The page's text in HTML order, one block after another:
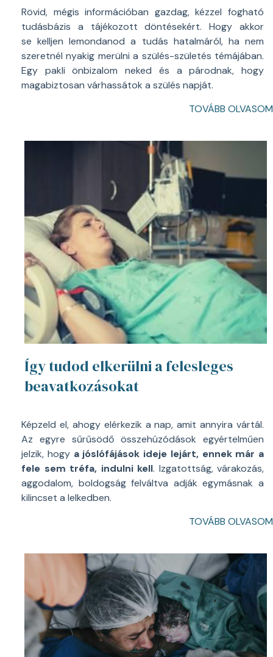
Rövid, mégis információban gazdag, kézzel fogható
tudásbázis a tájékozott döntésekért. Hogy akkor
se kelljen lemondanod a tudás hatalmáról, ha nem
szeretnél nyakig merülni a szülés-születés témájában.
Egy pakli önbizalom neked és a párodnak, hogy
magabiztosan várhassátok a szülés napját.
TOVÁBB OLVASOM
Így tudod elkerülni a felesleges
beavatkozásokat
Képzeld el, ahogy elérkezik a nap, amit annyira vártál.
Az egyre sűrűsödő összehúzódások egyértelműen
jelzik, hogy a jóslófájások ideje lejárt, ennek már a
fele sem tréfa, indulni kell. Izgatottság, várakozás,
aggodalom, boldogság felváltva adják egymásnak a
kilincset a lelkedben.
TOVÁBB OLVASOM